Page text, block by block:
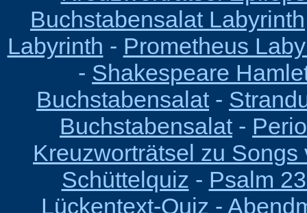
Buchstabensalat Labyrinth
Labyrinth - Prometheus
- Shakespeare
Buchstabensalat-
Buchstabensalat-
Kreuzworträtsel zu Songs
Schüttelquiz - Psalm
Lückentext-Quiz -